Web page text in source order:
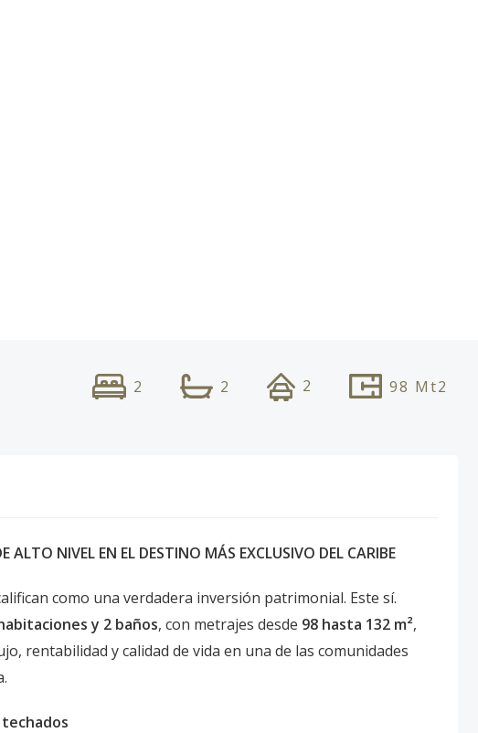
2 2 2 98 Mt2
NIVEL EN EL DESTINO MÁS EXCLUSIVO DEL CARIBE
como una verdadera inversión patrimonial. Este sí.
y 2 baños, con metrajes desde 98 hasta 132 m²,
rentabilidad y calidad de vida en una de las comunidades